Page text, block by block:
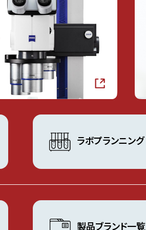
ラボプランニング
製品ブランド一覧